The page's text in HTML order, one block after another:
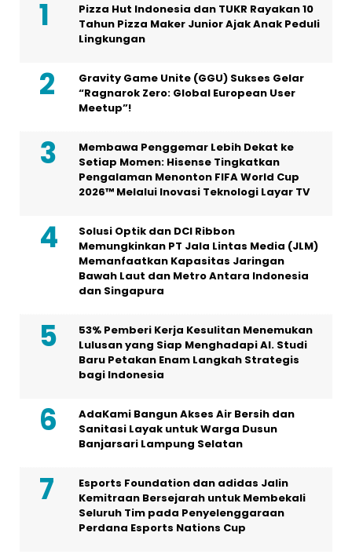
Pizza Hut Indonesia dan TUKR Rayakan 10
Tahun Pizza Maker Junior Ajak Anak Peduli
Lingkungan
Gravity Game Unite (GGU) Sukses Gelar
“Ragnarok Zero: Global European User
Meetup”!
Membawa Penggemar Lebih Dekat ke
Setiap Momen: Hisense Tingkatkan
Pengalaman Menonton FIFA World Cup
2026™ Melalui Inovasi Teknologi Layar TV
Solusi Optik dan DCI Ribbon
Memungkinkan PT Jala Lintas Media (JLM)
Memanfaatkan Kapasitas Jaringan
Bawah Laut dan Metro Antara Indonesia
dan Singapura
53% Pemberi Kerja Kesulitan Menemukan
Lulusan yang Siap Menghadapi AI. Studi
Baru Petakan Enam Langkah Strategis
bagi Indonesia
AdaKami Bangun Akses Air Bersih dan
Sanitasi Layak untuk Warga Dusun
Banjarsari Lampung Selatan
Esports Foundation dan adidas Jalin
Kemitraan Bersejarah untuk Membekali
Seluruh Tim pada Penyelenggaraan
Perdana Esports Nations Cup